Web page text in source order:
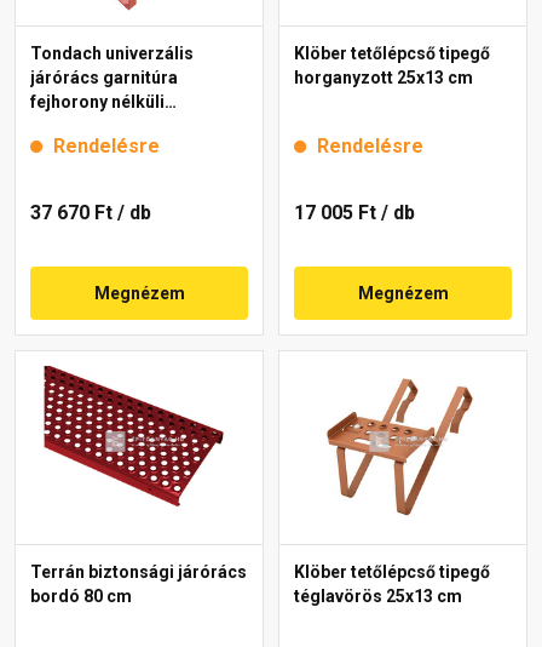
Tondach univerzális
járórács garnitúra
fejhorony nélküli
Rendelésre
37 670 Ft / db
Megnézem
Klöber tetőlépcső tipegő
horganyzott 25x13 cm
Rendelésre
17 005 Ft / db
Megnézem
Terrán biztonsági járórács
bordó 80 cm
Klöber tetőlépcső tipegő
téglavörös 25x13 cm